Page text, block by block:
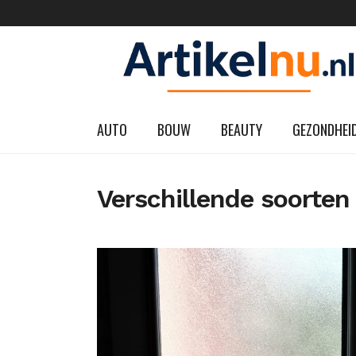
AUTO BOUW BEAUTY
Verschillende